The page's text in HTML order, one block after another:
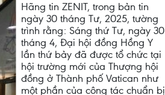
Hãng tin ZENIT, trong bản tin
ngày 30 tháng Tư, 2025, tường
trình rằng: Sáng thứ Tư, ngày 30
tháng 4, Đại hội đồng Hồng Y
lần thứ bảy đã được tổ chức tại
hội trường mới của Thượng hội
đồng ở Thành phố Vatican như
một phần của công tác chuẩn bị